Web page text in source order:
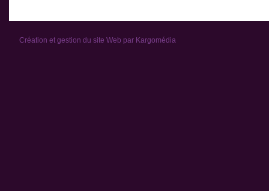
Création et gestion du site Web par Kargomédia